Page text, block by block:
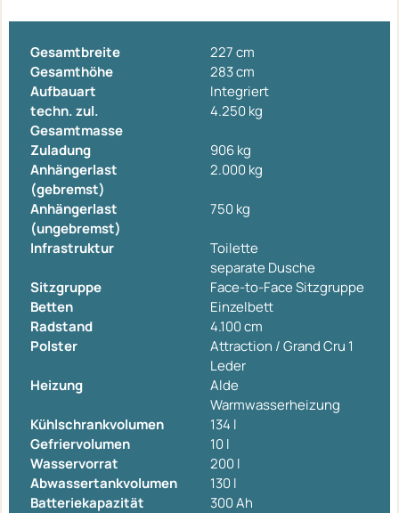
Gesamtbreite
227 cm
Gesamthöhe
283 cm
Aufbauart
Integriert
techn. zul.
Gesamtmasse
4.250 kg
Zuladung
906 kg
Anhängerlast
(gebremst)
2.000 kg
Anhängerlast
(ungebremst)
750 kg
Infrastruktur
Toilette
separate Dusche
Sitzgruppe
Face-to-Face Sitzgruppe
Betten
Einzelbett
Radstand
4.100 cm
Polster
Attraction / Grand Cru 1
Leder
Heizung
Alde
Warmwasserheizung
Kühlschrankvolumen
134 l
Gefriervolumen
10 l
Wasservorrat
200 l
Abwassertankvolumen
130 l
Batteriekapazität
300 Ah